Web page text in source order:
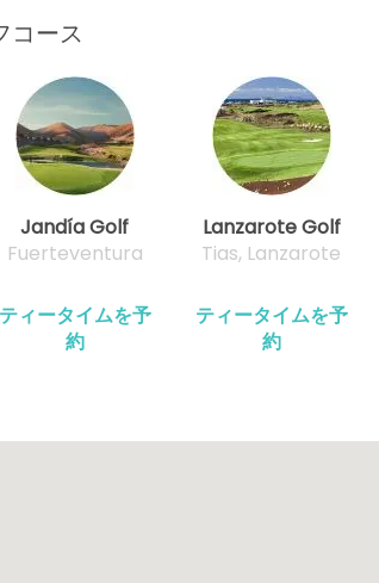
コース
Jandía Golf
Fuerteventura
ティータイムを予
約
Lanzarote Golf
Tias, Lanzarote
ティータイムを予
約